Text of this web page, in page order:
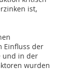
ist,
Einfluss der
und in der
wurden